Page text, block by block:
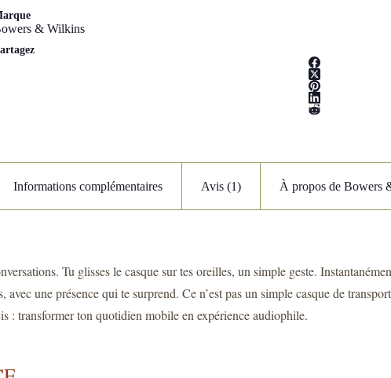
& Wilkins
Informations complémentaires Avis (1) À propos de Bowers
Tu glisses le casque sur tes oreilles, un simple geste.
avec une présence qui te surprend. Ce n’est pas un simple casque de
transformer ton quotidien mobile en expérience audiophile.